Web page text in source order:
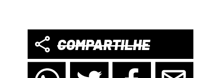
COMPARTILHE